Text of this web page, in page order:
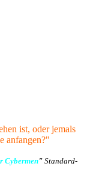
ist, oder jemals
anfangen?"
Cybermen" Standard-